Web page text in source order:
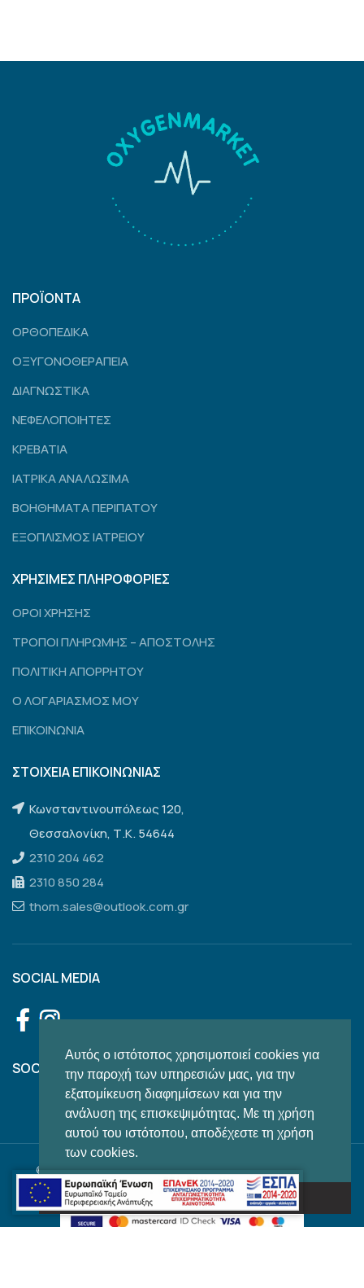
Αυτός ο ιστότοπος χρησιμοποιεί cookies για
την παροχή των υπηρεσιών μας, για την
εξατομίκευση διαφημίσεων και για την
ανάλυση της επισκεψιμότητας. Με τη χρήση
αυτού του ιστότοπου, αποδέχεστε τη χρήση
των cookies.
Το κατάλαβα!
ΠΡΟΪΟΝΤΑ
ΟΡΘΟΠΕΔΙΚΑ
ΟΞΥΓΟΝΟΘΕΡΑΠΕΙΑ
ΔΙΑΓΝΩΣΤΙΚΑ
ΝΕΦΕΛΟΠΟΙΗΤΕΣ
ΚΡΕΒΑΤΙΑ
ΙΑΤΡΙΚΑ ΑΝΑΛΩΣΙΜΑ
ΒΟΗΘΗΜΑΤΑ ΠΕΡΙΠΑΤΟΥ
ΕΞΟΠΛΙΣΜΟΣ ΙΑΤΡΕΙΟΥ
ΧΡΗΣΙΜΕΣ ΠΛΗΡΟΦΟΡΙΕΣ
ΟΡΟΙ ΧΡΗΣΗΣ
ΤΡΟΠΟΙ ΠΛΗΡΩΜΗΣ – ΑΠΟΣΤΟΛΗΣ
ΠΟΛΙΤΙΚΗ ΑΠΟΡΡΗΤΟΥ
Ο ΛΟΓΑΡΙΑΣΜΟΣ ΜΟΥ
ΕΠΙΚΟΙΝΩΝΙΑ
ΣΤΟΙΧΕΙΑ ΕΠΙΚΟΙΝΩΝΙΑΣ
Κωνσταντινουπόλεως 120,
Θεσσαλονίκη, Τ.Κ. 54644
2310 204 462
2310 850 284
thom.sales@outlook.com.gr
SOCIAL MEDIA
SOCIAL FEED
© 2022 OXYGENMARKET, All Rights Reserved | Powered by